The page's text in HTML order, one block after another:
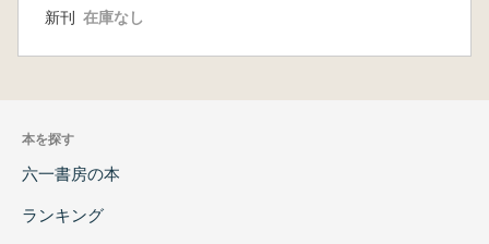
新刊 在庫なし
本を探す
六一書房の本
ランキング